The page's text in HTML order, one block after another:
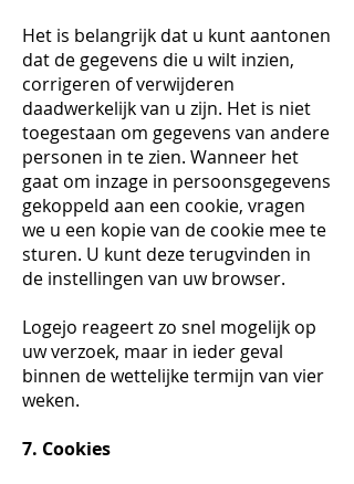
Het is belangrijk dat u kunt aantonen
dat de gegevens die u wilt inzien,
corrigeren of verwijderen
daadwerkelijk van u zijn. Het is niet
toegestaan om gegevens van andere
personen in te zien. Wanneer het
gaat om inzage in persoonsgegevens
gekoppeld aan een cookie, vragen
we u een kopie van de cookie mee te
sturen. U kunt deze terugvinden in
de instellingen van uw browser.
Logejo reageert zo snel mogelijk op
uw verzoek, maar in ieder geval
binnen de wettelijke termijn van vier
weken.
7. Cookies